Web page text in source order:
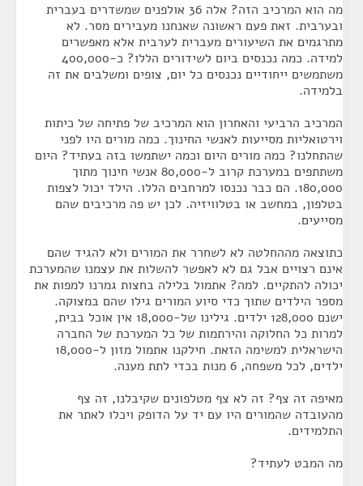
מה הוא המרכיב הזה? אלה 36 אולפנים שמשדרים בעברית
ובערבית. זאת פעם ראשונה שאנחנו מעבירים מסר. לא
מתרגמים את השיעורים מעברית לערבית אלא מאפשרים
למידה. כמה נכנסים ביום לשידורים הללו? כ-400,000
משתמשים ייחודיים נכנסים כל יום, צופים ומשלבים את זה
בלמידה.
המרכיב הרביעי והאחרון הוא המרכיב של פתיחה של כיתות
וירטואליות מסייעות לאנשי החינוך. כמה מורים היו לפני
שהתחלנו? כמה מורים היום וכמה ישתמשו בזה בעתיד? היום
משתתפים במערכת קרוב ל-80,000 אנשי חינוך מתוך
180,000. הם כבר נכנסו למרחבים הללו. הילד יכול לצפות
בטלפון, במחשב או בטלוויזיה. לכן יש פה מרכיבים שהם
מסייעים.
כתוצאה מההחלטה לא לשחרר את המורים ולא להגיד שהם
אינם רצויים אבל גם לא לאפשר להשלות את עצמנו שהמערכת
יכולה להתקיים. למה? אתמול בלילה בחצות גמרנו למפות את
מספר הילדים שתוך כדי סיוע המורים גילו שהם במצוקה.
ישנם 128,000 ילדים. גילינו של-18,000 אין אוכל בבית,
למרות כל החלוקה והירתמות של כל המערכת של החברה
הישראלית למשימה הזאת. חילקנו אתמול מזון ל-18,000
ילדים, לכל משפחה, 6 מנות בכדי לתת מענה.
מאיפה זה צף? זה לא צף מטלפונים שקיבלנו, זה צף
מהעובדה שהמורים היו עם יד על הדופק ויכלו לאתר את
התלמידים.
מה המבט לעתיד?